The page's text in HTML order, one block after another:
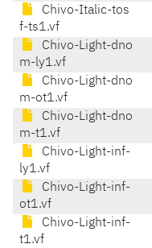
Chivo-Italic-tos
f-ts1.vf
Chivo-Light-dno
m-ly1.vf
Chivo-Light-dno
m-ot1.vf
Chivo-Light-dno
m-t1.vf
Chivo-Light-inf-
ly1.vf
Chivo-Light-inf-
ot1.vf
Chivo-Light-inf-
t1.vf